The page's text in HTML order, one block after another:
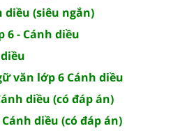
diều (siêu ngắn)
6 - Cánh diều
văn lớp 6 Cánh diều
diều (có đáp án)
diều (có đáp án)